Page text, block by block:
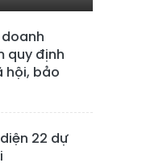
quy định
hội, bảo
22 dự